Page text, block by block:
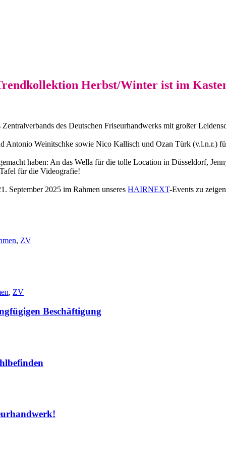
Herbst/Winter ist im
des Deutschen Friseurhandwerks mit großer
Antonio Weinitschke sowie Nico Kallisch und Ozan Türk (v.l.n.r.)
haben: An das Wella für die tolle Location in Düsseldorf,
für die Videografie!
September 2025 im Rahmen unseres HAIRNEXT-Events zu
, ZV
, ZV
Beschäftigung